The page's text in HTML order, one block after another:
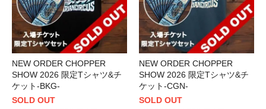
NEW ORDER CHOPPER
SHOW 2026 限定Tシャツ&チ
ケット-BKG-
SOLD OUT
NEW ORDER CHOPPER
SHOW 2026 限定Tシャツ&チ
ケット-CGN-
SOLD OUT